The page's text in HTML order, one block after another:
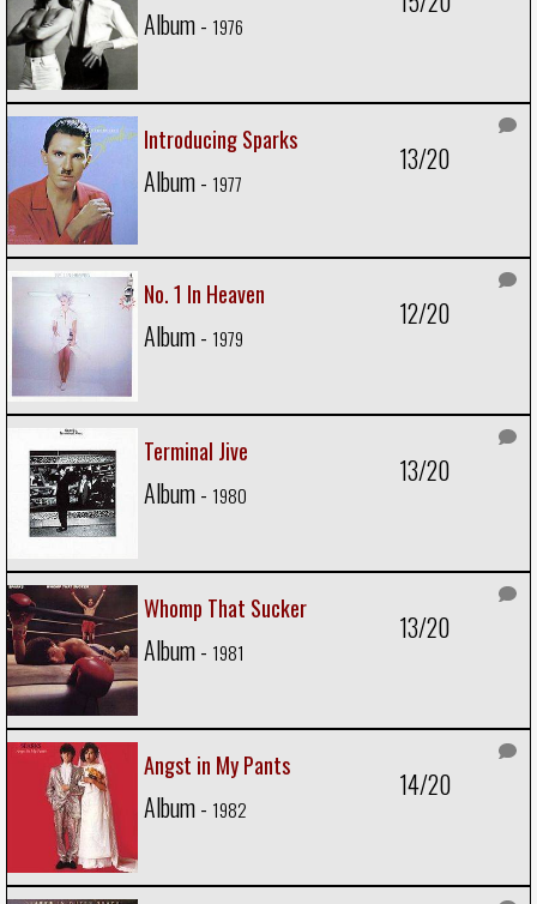
Album - 1976
Introducing Sparks
Album - 1977
13/20
No. 1 In Heaven
Album - 1979
12/20
Terminal Jive
Album - 1980
13/20
Whomp That Sucker
Album - 1981
13/20
Angst in My Pants
Album - 1982
14/20